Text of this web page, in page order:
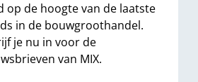
op de hoogte van de laatste
in de bouwgroothandel.
je nu in voor de
van MIX.